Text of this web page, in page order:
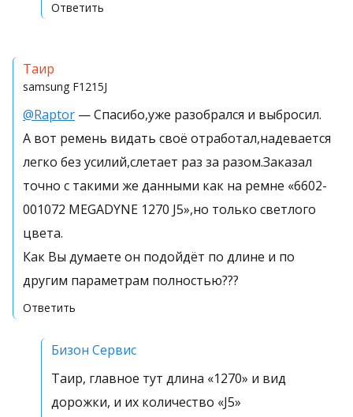
Ответить
Таир
samsung F1215J
@Raptor — Спасибо,уже разобрался и выбросил.
А вот ремень видать своё отработал,надевается
легко без усилий,слетает раз за разом.Заказал
точно с такими же данными как на ремне «6602-
001072 MEGADYNE 1270 J5»,но только светлого
цвета.
Как Вы думаете он подойдёт по длине и по
другим параметрам полностью???
Ответить
Бизон Сервис
Таир, главное тут длина «1270» и вид
дорожки, и их количество «J5»